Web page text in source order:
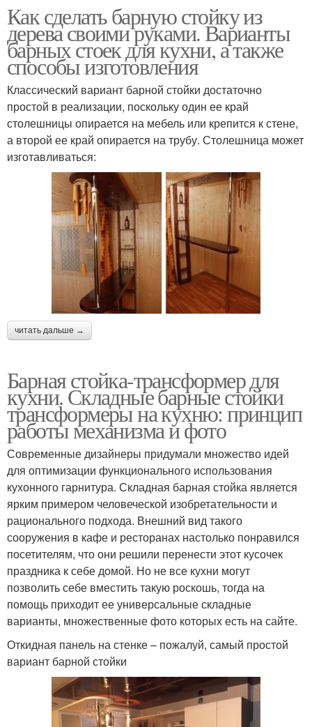
Как сделать барную стойку из
дерева своими руками. Варианты
барных стоек для кухни, а также
способы изготовления
Классический вариант барной стойки достаточно
простой в реализации, поскольку один ее край
столешницы опирается на мебель или крепится к стене,
а второй ее край опирается на трубу. Столешница может
изготавливаться:
читать дальше →
Барная стойка-трансформер для
кухни. Складные барные стойки
трансформеры на кухню: принцип
работы механизма и фото
Современные дизайнеры придумали множество идей
для оптимизации функционального использования
кухонного гарнитура. Складная барная стойка является
ярким примером человеческой изобретательности и
рационального подхода. Внешний вид такого
сооружения в кафе и ресторанах настолько понравился
посетителям, что они решили перенести этот кусочек
праздника к себе домой. Но не все кухни могут
позволить себе вместить такую роскошь, тогда на
помощь приходит ее универсальные складные
варианты, множественные фото которых есть на сайте.
Откидная панель на стенке – пожалуй, самый простой
вариант барной стойки